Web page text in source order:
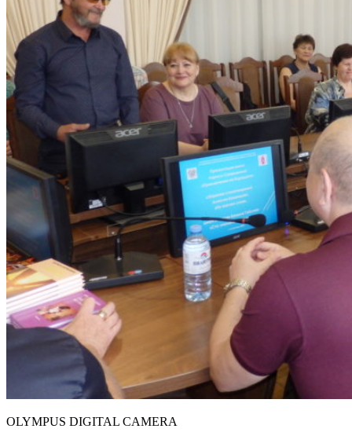
OLYMPUS DIGITAL CAMERA